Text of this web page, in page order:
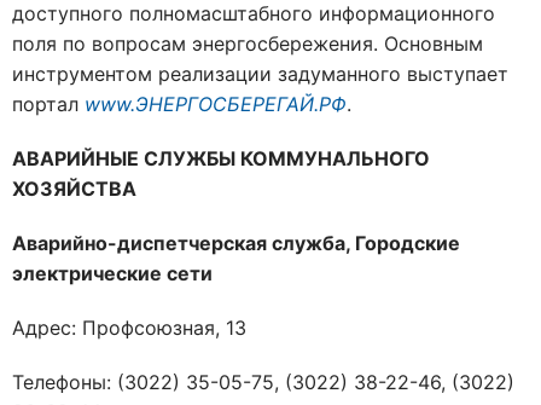
доступного полномасштабного информационного
поля по вопросам энергосбережения. Основным
инструментом реализации задуманного выступает
портал www.ЭНЕРГОСБЕРЕГАЙ.РФ.
АВАРИЙНЫЕ СЛУЖБЫ КОММУНАЛЬНОГО
ХОЗЯЙСТВА
Аварийно-диспетчерская служба, Городские
электрические сети
Адрес: Профсоюзная, 13
Телефоны: (3022) 35-05-75, (3022) 38-22-46, (3022)